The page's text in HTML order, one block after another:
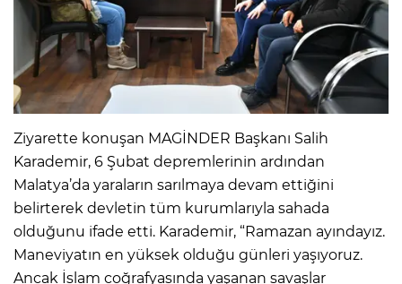
Ziyarette konuşan MAGİNDER Başkanı Salih
Karademir, 6 Şubat depremlerinin ardından
Malatya’da yaraların sarılmaya devam ettiğini
belirterek devletin tüm kurumlarıyla sahada
olduğunu ifade etti. Karademir, “Ramazan ayındayız.
Maneviyatın en yüksek olduğu günleri yaşıyoruz.
Ancak İslam coğrafyasında yaşanan savaşlar